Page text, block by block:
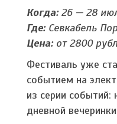
Когда:26 — 28
Где:Севкабель
Цена:от 2800
Фестиваль уже
событием на
из серии событий:
дневной